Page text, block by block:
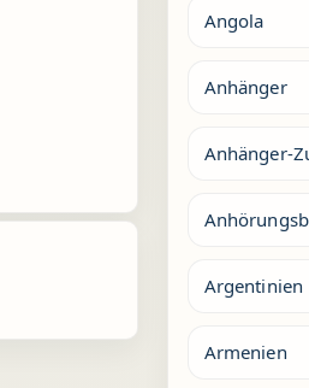
Angola
Anhänger
Anhänger-
Argentinien
Armenien